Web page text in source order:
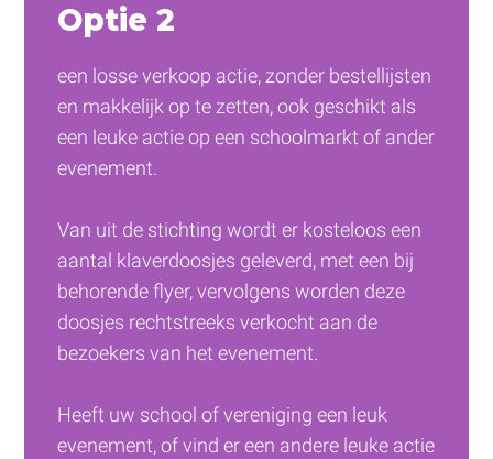
Optie 2
een losse verkoop actie, zonder bestellijsten
en makkelijk op te zetten, ook geschikt als
een leuke actie op een schoolmarkt of ander
evenement.
Van uit de stichting wordt er kosteloos een
aantal klaverdoosjes geleverd, met een bij
behorende flyer, vervolgens worden deze
doosjes rechtstreeks verkocht aan de
bezoekers van het evenement.
Heeft uw school of vereniging een leuk
evenement, of vind er een andere leuke actie